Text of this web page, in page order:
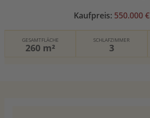
Kaufpreis: 550.000 €
GESAMTFLÄCHE
260 m²
SCHLAFZIMMER
3